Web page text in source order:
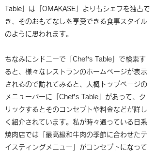
Table」は「OMAKASE」よりもシェフを独占で
き、そのおもてなしを享受できる食事スタイル
のように思われます。
ちなみにシドニーで「Chef’s Table」で検索す
ると、様々なレストランのホームページが表示
されるので訪れてみると、大概トップページの
メニューバーに「Chef’s Table」があって、ク
リックするとそのコンセプトや料金などが詳し
く紹介されています。私が時々通っている日系
焼肉店では「最高級和牛肉の季節に合わせたテ
イスティングメニュー」がコンセプトになって